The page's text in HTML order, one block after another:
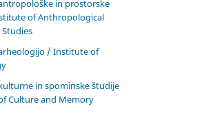
in prostorske
of Anthropological
/ Institute of
in spominske študije
Culture and Memory